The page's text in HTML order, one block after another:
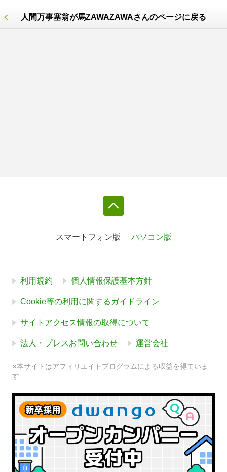
人間万事塞翁が馬ZAWAZAWAさんのページに戻る
スマートフォン版 パソコン版
利用規約 個人情報保護基本方針
Cookie等の利用に関するガイドライン
サイトアクセス情報の取得について
法人・プレスお問い合わせ 運営会社
※本サイトはアフィリエイトプログラムによる収益を得ていま
す